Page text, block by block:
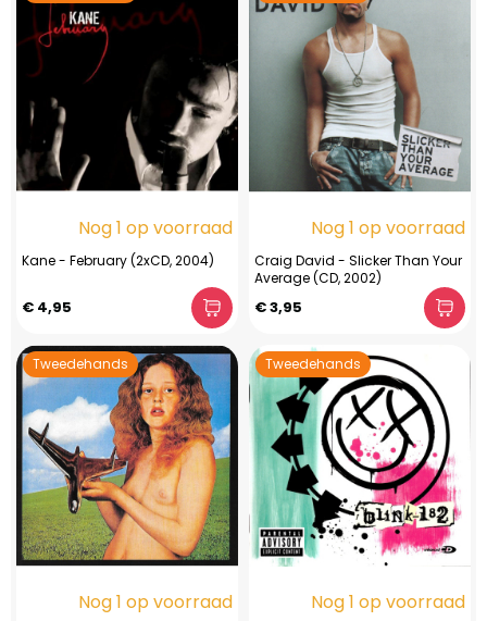
Nog 1 op voorraad
Kane - February (2xCD, 2004)
€ 4,95
Nog 1 op voorraad
Craig David - Slicker Than Your
Average (CD, 2002)
€ 3,95
Tweedehands
Nog 1 op voorraad
Tweedehands
Nog 1 op voorraad